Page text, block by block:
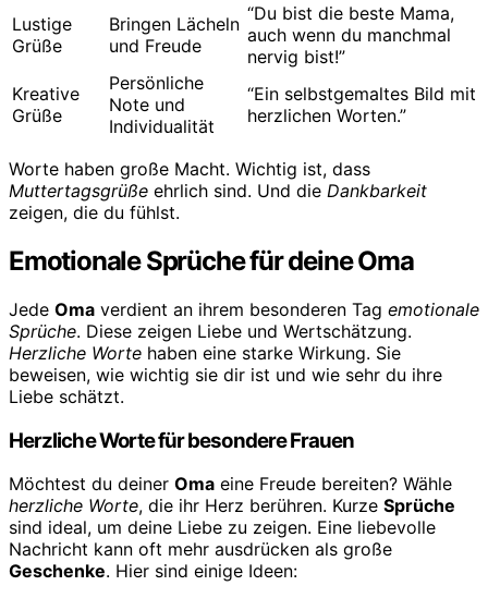
Lustige
Grüße
Bringen Lächeln
und Freude
“Du bist die beste Mama,
auch wenn du manchmal
nervig bist!”
Kreative
Grüße
Persönliche
Note und
Individualität
“Ein selbstgemaltes Bild mit
herzlichen Worten.”
Worte haben große Macht. Wichtig ist, dass
Muttertagsgrüße ehrlich sind. Und die Dankbarkeit
zeigen, die du fühlst.
Emotionale Sprüche für deine Oma
Jede Oma verdient an ihrem besonderen Tag emotionale
Sprüche. Diese zeigen Liebe und Wertschätzung.
Herzliche Worte haben eine starke Wirkung. Sie
beweisen, wie wichtig sie dir ist und wie sehr du ihre
Liebe schätzt.
Herzliche Worte für besondere Frauen
Möchtest du deiner Oma eine Freude bereiten? Wähle
herzliche Worte, die ihr Herz berühren. Kurze Sprüche
sind ideal, um deine Liebe zu zeigen. Eine liebevolle
Nachricht kann oft mehr ausdrücken als große
Geschenke. Hier sind einige Ideen: